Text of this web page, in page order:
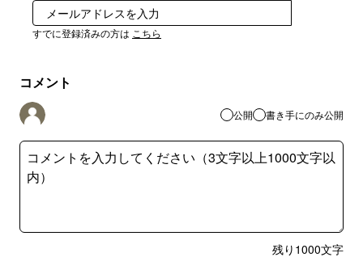
すでに登録済みの方は こちら
コメント
公開 書き手にのみ公開
残り 1000文字